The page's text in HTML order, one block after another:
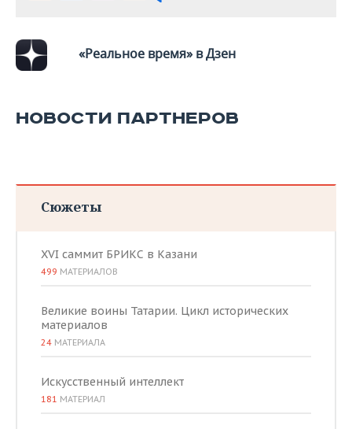
«Реальное время» в Дзен
НОВОСТИ ПАРТНЕРОВ
Сюжеты
XVI саммит БРИКС в Казани
499 МАТЕРИАЛОВ
Великие воины Татарии. Цикл исторических
материалов
24 МАТЕРИАЛА
Искусственный интеллект
181 МАТЕРИАЛ